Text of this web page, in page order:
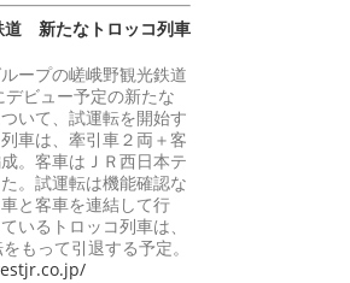
道 新たなトロッコ列車
ープの嵯峨野観光鉄道
ビュー予定の新たな
いて、試運転を開始す
車は、牽引車２両＋客
。客車はＪＲ西日本テ
。試運転は機能確認な
と客車を連結して行
いるトロッコ列車は、
もって引退する予定。